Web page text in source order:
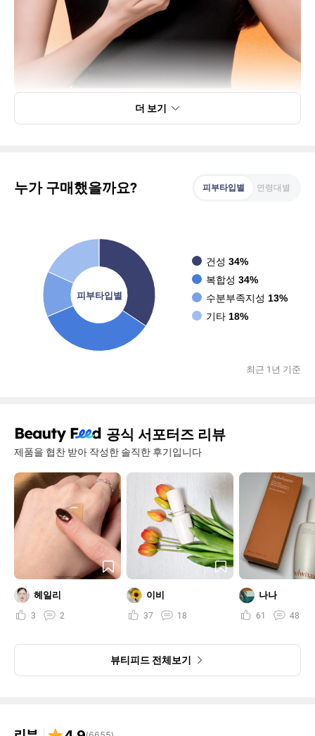
더 보기
누가 구매했을까요? 피부타입별 연령대별
피부타입별
건성 34%
복합성 34%
수분부족지성 13%
기타 18%
최근 1년 기준
공식 서포터즈 리뷰
제품을 협찬 받아 작성한 솔직한 후기입니다
헤일리
3 2
이비
37 18
나나
61 48
뷰티피드 전체보기